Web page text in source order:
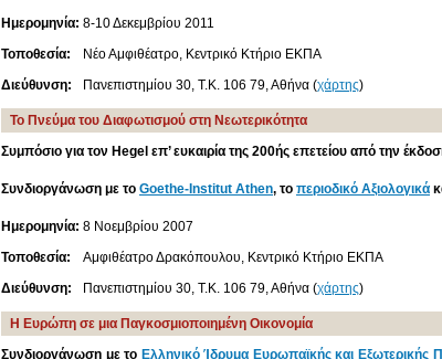
Ημερομηνία: 8-10 Δεκεμβρίου 2011
Τοποθεσία:
Νέο Αμφιθέατρο, Κεντρικό Κτήριο ΕΚΠΑ
Διεύθυνση:
Πανεπιστημίου 30, Τ.Κ. 106 79, Αθήνα (χάρτης)
Το Πνεύμα του Διαφωτισμού στη Νεωτερικότητα
Συμπόσιο για τον Hegel επ’ ευκαιρία της 200ής επετείου από την
Συνδιοργάνωση με το Goethe-Institut Athen, το περιοδικό Αξιολογικά
Ημερομηνία: 8 Νοεμβρίου 2007
Τοποθεσία:
Αμφιθέατρο Δρακόπουλου, Κεντρικό Κτήριο ΕΚΠΑ
Διεύθυνση:
Πανεπιστημίου 30, Τ.Κ. 106 79, Αθήνα (χάρτης)
Η Ευρώπη σε μια Παγκοσμιοποιημένη Οικονομία
Συνδιοργάνωση με το Ελληνικό Ίδρυμα Ευρωπαϊκής και Εξωτερικής